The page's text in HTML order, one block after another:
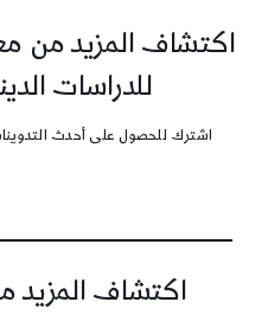
اكتشاف المزيد من
للدراسات
اشترك للحصول على أحدث
اكتشاف المزيد